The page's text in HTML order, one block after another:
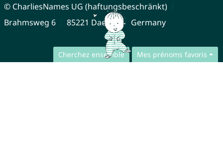
Cherchez ensemble Mes prénoms favoris
© CharliesNames UG (haftungsbeschränkt)
Brahmsweg 6
85221 Dachau Germany